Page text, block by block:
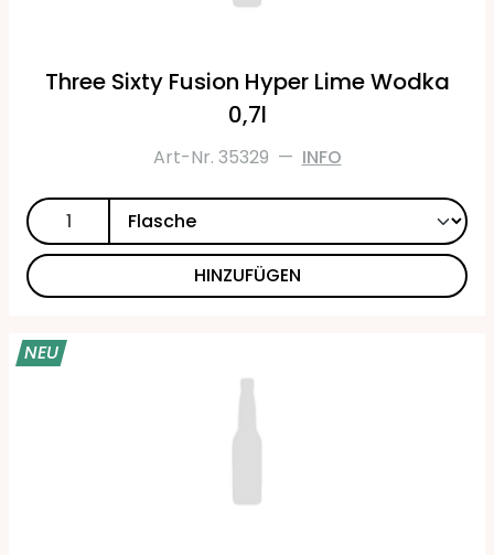
Three Sixty Fusion Hyper Lime Wodka
0,7l
Art-Nr. 35329 — INFO
HINZUFÜGEN
NEU